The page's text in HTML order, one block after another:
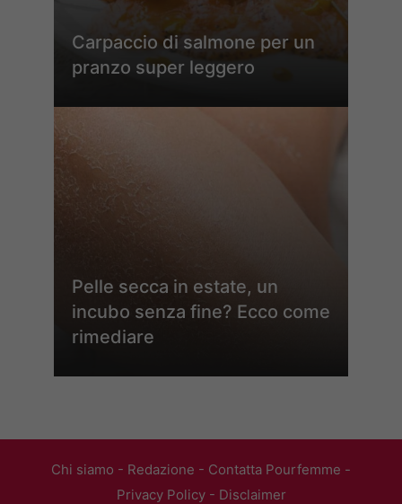
Carpaccio di salmone per un
pranzo super leggero
Pelle secca in estate, un
incubo senza fine? Ecco come
rimediare
Chi siamo - Redazione - Contatta Pourfemme -
Privacy Policy- Disclaimer